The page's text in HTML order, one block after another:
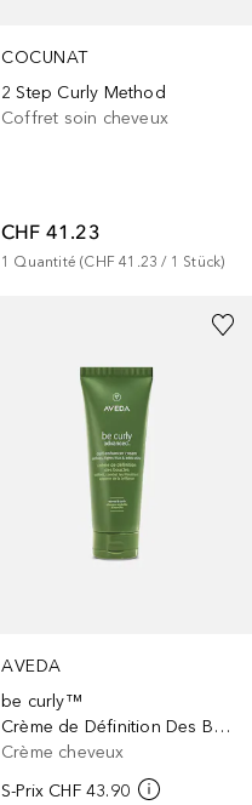
COCUNAT
2 Step Curly Method
Coffret soin cheveux
CHF 41.23
1 Quantité (CHF 41.23 / 1 Stück)
AVEDA
be curly™
Crème de Définition Des Boucles
Crème cheveux
S-Prix CHF 43.90